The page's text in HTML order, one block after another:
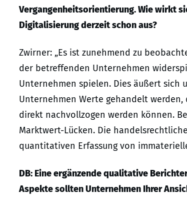
Vergangenheitsorientierung. Wie wirkt
Digitalisierung derzeit schon aus?
Zwirner: „Es ist zunehmend zu
der betreffenden Unternehmen
Unternehmen spielen. Dies äußert sich
Unternehmen Werte gehandelt
direkt nachvollzogen werden können.
Marktwert-Lücken. Die
quantitativen Erfassung von
DB: Eine ergänzende qualitative
Aspekte sollten Unternehmen Ihrer